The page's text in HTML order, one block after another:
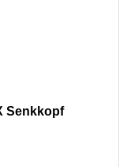
Senkkopf